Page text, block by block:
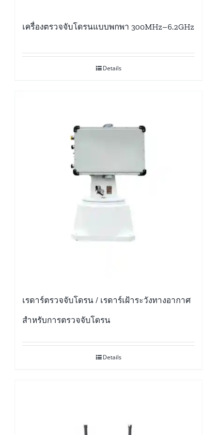
เครื่องตรวจจับโดรนแบบพกพา 300MHz–6.2GHz
Details
เรดาร์ตรวจจับโดรน / เรดาร์เฝ้าระวังทางอากาศ
สำหรับการตรวจจับโดรน
Details